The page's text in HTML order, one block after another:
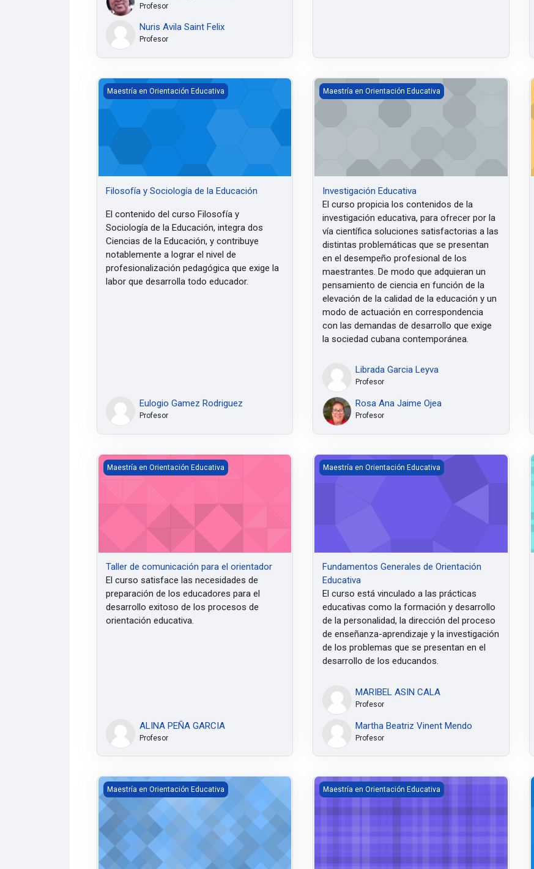
Profesor
Nuris Avila Saint Felix
Profesor
Filosofía y Sociología de la Educación
Maestría en Orientación Educativa
Filosofía y Sociología de la Educación
El contenido del curso Filosofía y
Sociología de la Educación, integra dos
Ciencias de la Educación, y contribuye
notablemente a lograr el nivel de
profesionalización pedagógica que exige la
labor que desarrolla todo educador.
Eulogio Gamez Rodriguez
Profesor
Investigación Educativa
Maestría en Orientación Educativa
Investigación Educativa
El curso propicia los contenidos de la
investigación educativa, para ofrecer por la
vía científica soluciones satisfactorias a las
distintas problemáticas que se presentan
en el desempeño profesional de los
maestrantes. De modo que adquieran un
pensamiento de ciencia en función de la
elevación de la calidad de la educación y un
modo de actuación en correspondencia
con las demandas de desarrollo que exige
la sociedad cubana contemporánea.
Librada Garcia Leyva
Profesor
Rosa Ana Jaime Ojea
Profesor
Taller de comunicación para el orientador
Maestría en Orientación Educativa
Taller de comunicación para el orientador
El curso satisface las necesidades de
preparación de los educadores para el
desarrollo exitoso de los procesos de
orientación educativa.
ALINA PEÑA GARCIA
Profesor
Fundamentos Generales de Orientación Educativa
Maestría en Orientación Educativa
Fundamentos Generales de Orientación
Educativa
El curso está vinculado alas prácticas
educativas como la formación y desarrollo
de la personalidad, la dirección del proceso
de enseñanza-aprendizaje y la investigación
de los problemas que se presentan en el
desarrollo de los educandos.
MARIBEL ASIN CALA
Profesor
Martha Beatriz Vinent Mendo
Profesor
Tecnología y orientación educativa
Maestría en Orientación Educativa La resolución de conflictos y orientación educativa
Maestría en Orientación Educativa